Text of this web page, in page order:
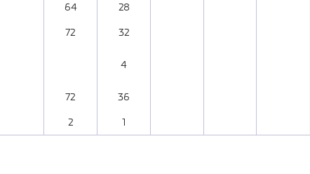
64 28
72 32
4
72 36
2 1